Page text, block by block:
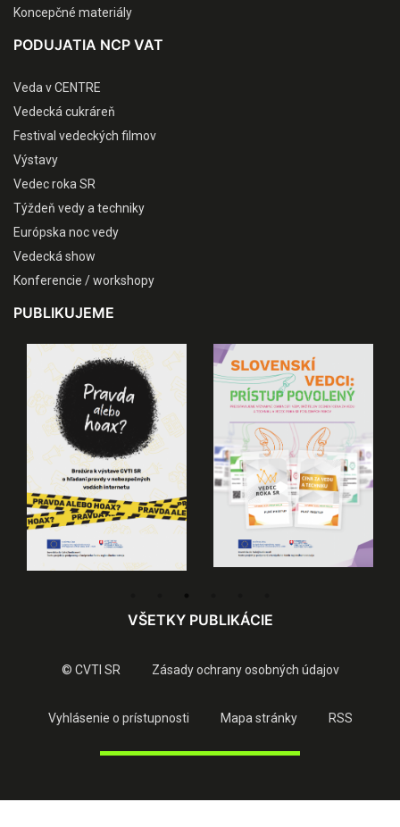
Koncepčné materiály
PODUJATIA NCP VAT
Veda v CENTRE
Vedecká cukráreň
Festival vedeckých filmov
Výstavy
Vedec roka SR
Týždeň vedy a techniky
Európska noc vedy
Vedecká show
Konferencie / workshopy
PUBLIKUJEME
VŠETKY PUBLIKÁCIE
© CVTI SR Zásady ochrany osobných údajov
Vyhlásenie o prístupnosti Mapa stránky RSS